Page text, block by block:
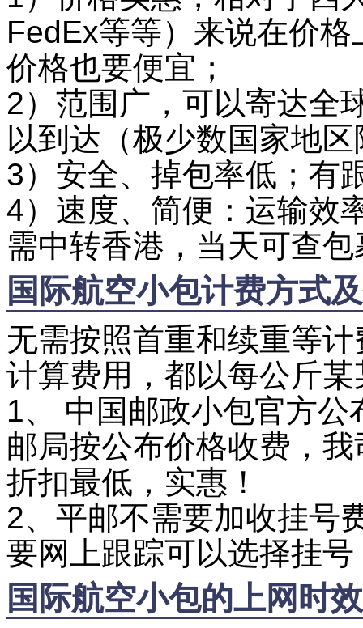
FedEx等等）来说在价
价格也要便宜；
2）范围广，可以寄达全
以到达（极少数国家地
3）安全、掉包率低；有
4）速度、简便：运输效
需中转香港，当天可查包
国际航空小包计费方式
无需按照首重和续重等
计算费用，都以每公斤
1、 中国邮政小包官方
邮局按公布价格收费，
折扣最低，实惠！
2、平邮不需要加收挂号
要网上跟踪可以选择挂
国际航空小包的上网时效